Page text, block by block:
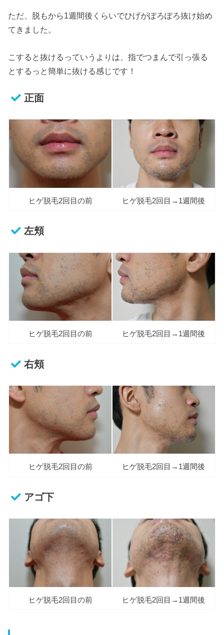
ただ、脱もから1週間後くらいでひげがぽろぽろ抜け始め
てきました。
こすると抜けるっていうよりは、指でつまんで引っ張る
とするっと簡単に抜ける感じです！
正面
ヒゲ脱毛2回目の前 ヒゲ脱毛2回目→1週間後
左頬
ヒゲ脱毛2回目の前 ヒゲ脱毛2回目→1週間後
右頬
ヒゲ脱毛2回目の前 ヒゲ脱毛2回目→1週間後
アゴ下
ヒゲ脱毛2回目の前 ヒゲ脱毛2回目→1週間後